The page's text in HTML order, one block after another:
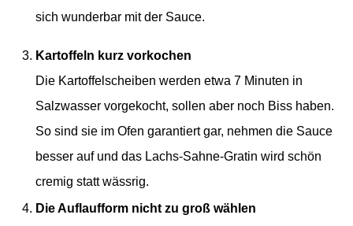
sich wunderbar mit der Sauce.
Kartoffeln kurz vorkochen
Die Kartoffelscheiben werden etwa 7 Minuten in
Salzwasser vorgekocht, sollen aber noch Biss haben.
So sind sie im Ofen garantiert gar, nehmen die Sauce
besser auf und das Lachs-Sahne-Gratin wird schön
cremig statt wässrig.
Die Auflaufform nicht zu groß wählen